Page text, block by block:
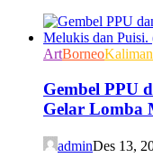
ArtBorneo
Gembel PPU
Gelar Lomba
adminDes 13,